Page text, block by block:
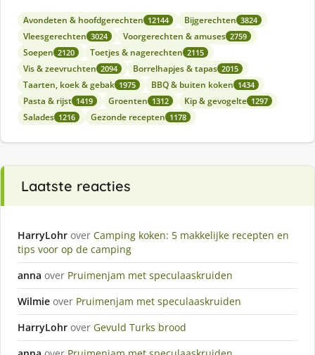
Avondeten & hoofdgerechten 12144 Bijgerechten 3824
Vleesgerechten 3024 Voorgerechten & amuses 2759
Soepen 2120 Toetjes & nagerechten 2115
Vis & zeevruchten 2094 Borrelhapjes & tapas 2015
Taarten, koek & gebak 1975 BBQ & buiten koken 1434
Pasta & rijst 1419 Groenten 1312 Kip & gevogelte 1297
Salades 1216 Gezonde recepten 1178
Laatste reacties
HarryLohr over Camping koken: 5 makkelijke recepten en
tips voor op de camping
anna over Pruimenjam met speculaaskruiden
Wilmie over Pruimenjam met speculaaskruiden
HarryLohr over Gevuld Turks brood